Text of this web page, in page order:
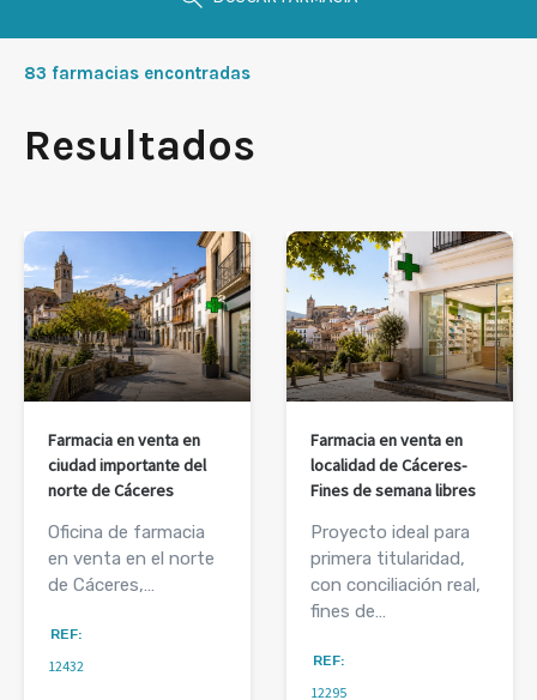
83
Resultados
Farmacia en venta en
ciudad importante del
norte de Cáceres
Oficina de farmacia
en venta en el norte
de Cáceres,…
REF:
12432
Farmacia en venta en
localidad de Cáceres-
Fines de semana libres
Proyecto ideal para
primera titularidad,
con conciliación real,
fines de…
REF:
12295